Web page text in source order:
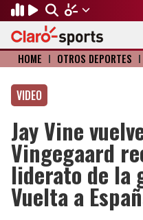
FÚTBOL
Fútbol Internacional
Mundial de Clubes
Concachampions
MOTOR
Formula 1
NASCAR
BÉISBOL
Mexicano
MLB
OLÍMPICOS
Olympic Channel
Paris 2024
Gangwon 2024
OTROS DEPORTES
Básquetbol
Fútbol Americano
Ciclismo
ACTUALIDAD
Música
Cine y TV
Tendencias
HOME I OTROS DEPORTES I
VIDEO
Jay Vine
Vingegaard
liderato de la
Vuelta a